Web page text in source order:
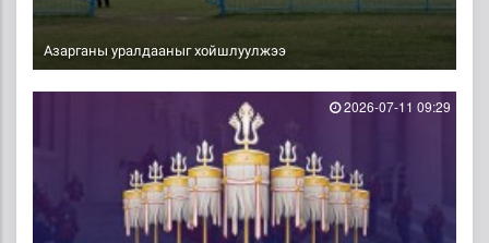
Азарганы уралдааныг хойшлуулжээ
2026-07-11 09:29